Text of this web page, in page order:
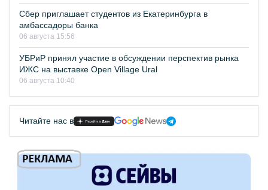
Сбер приглашает студентов из Екатеринбурга в
амбассадоры банка
06 августа 15:56
УБРиР принял участие в обсуждении перспектив рынка
ИЖС на выставке Open Village Ural
06 августа 10:40
Читайте нас в